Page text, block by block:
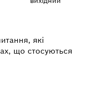
які
що стосуються